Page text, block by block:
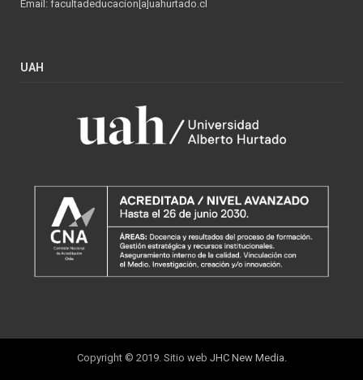
Email: facultadeducacion[a]uahurtado.cl
UAH
Copyright © 2019. Sitio web JHC New Media.